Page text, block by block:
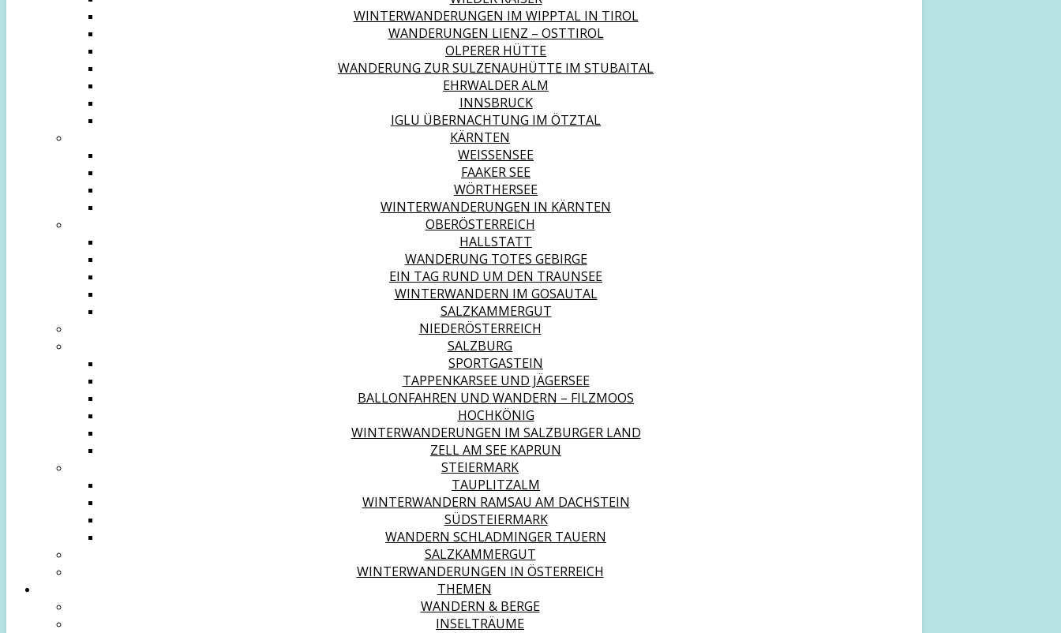
WINTERWANDERUNGEN IM WIPPTAL IN TIROL
WANDERUNGEN LIENZ – OSTTIROL
OLPERER HÜTTE
WANDERUNG ZUR SULZENAUHÜTTE IM STUBAITAL
EHRWALDER ALM
INNSBRUCK
IGLU ÜBERNACHTUNG IM ÖTZTAL
KÄRNTEN
WEISSENSEE
FAAKER SEE
WÖRTHERSEE
WINTERWANDERUNGEN IN KÄRNTEN
OBERÖSTERREICH
HALLSTATT
WANDERUNG TOTES GEBIRGE
EIN TAG RUND UM DEN TRAUNSEE
WINTERWANDERN IM GOSAUTAL
SALZKAMMERGUT
NIEDERÖSTERREICH
SALZBURG
SPORTGASTEIN
TAPPENKARSEE UND JÄGERSEE
BALLONFAHREN UND WANDERN – FILZMOOS
HOCHKÖNIG
WINTERWANDERUNGEN IM SALZBURGER LAND
ZELL AM SEE KAPRUN
STEIERMARK
TAUPLITZALM
WINTERWANDERN RAMSAU AM DACHSTEIN
SÜDSTEIERMARK
WANDERN SCHLADMINGER TAUERN
SALZKAMMERGUT
WINTERWANDERUNGEN IN ÖSTERREICH
THEMEN
WANDERN & BERGE
INSELTRÄUME